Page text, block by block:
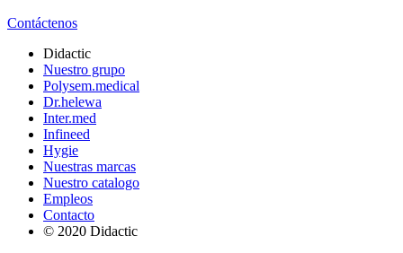
Contáctenos
Didactic
Nuestro grupo
Polysem.medical
Dr.helewa
Inter.med
Infineed
Hygie
Nuestras marcas
Nuestro catalogo
Empleos
Contacto
© 2020 Didactic